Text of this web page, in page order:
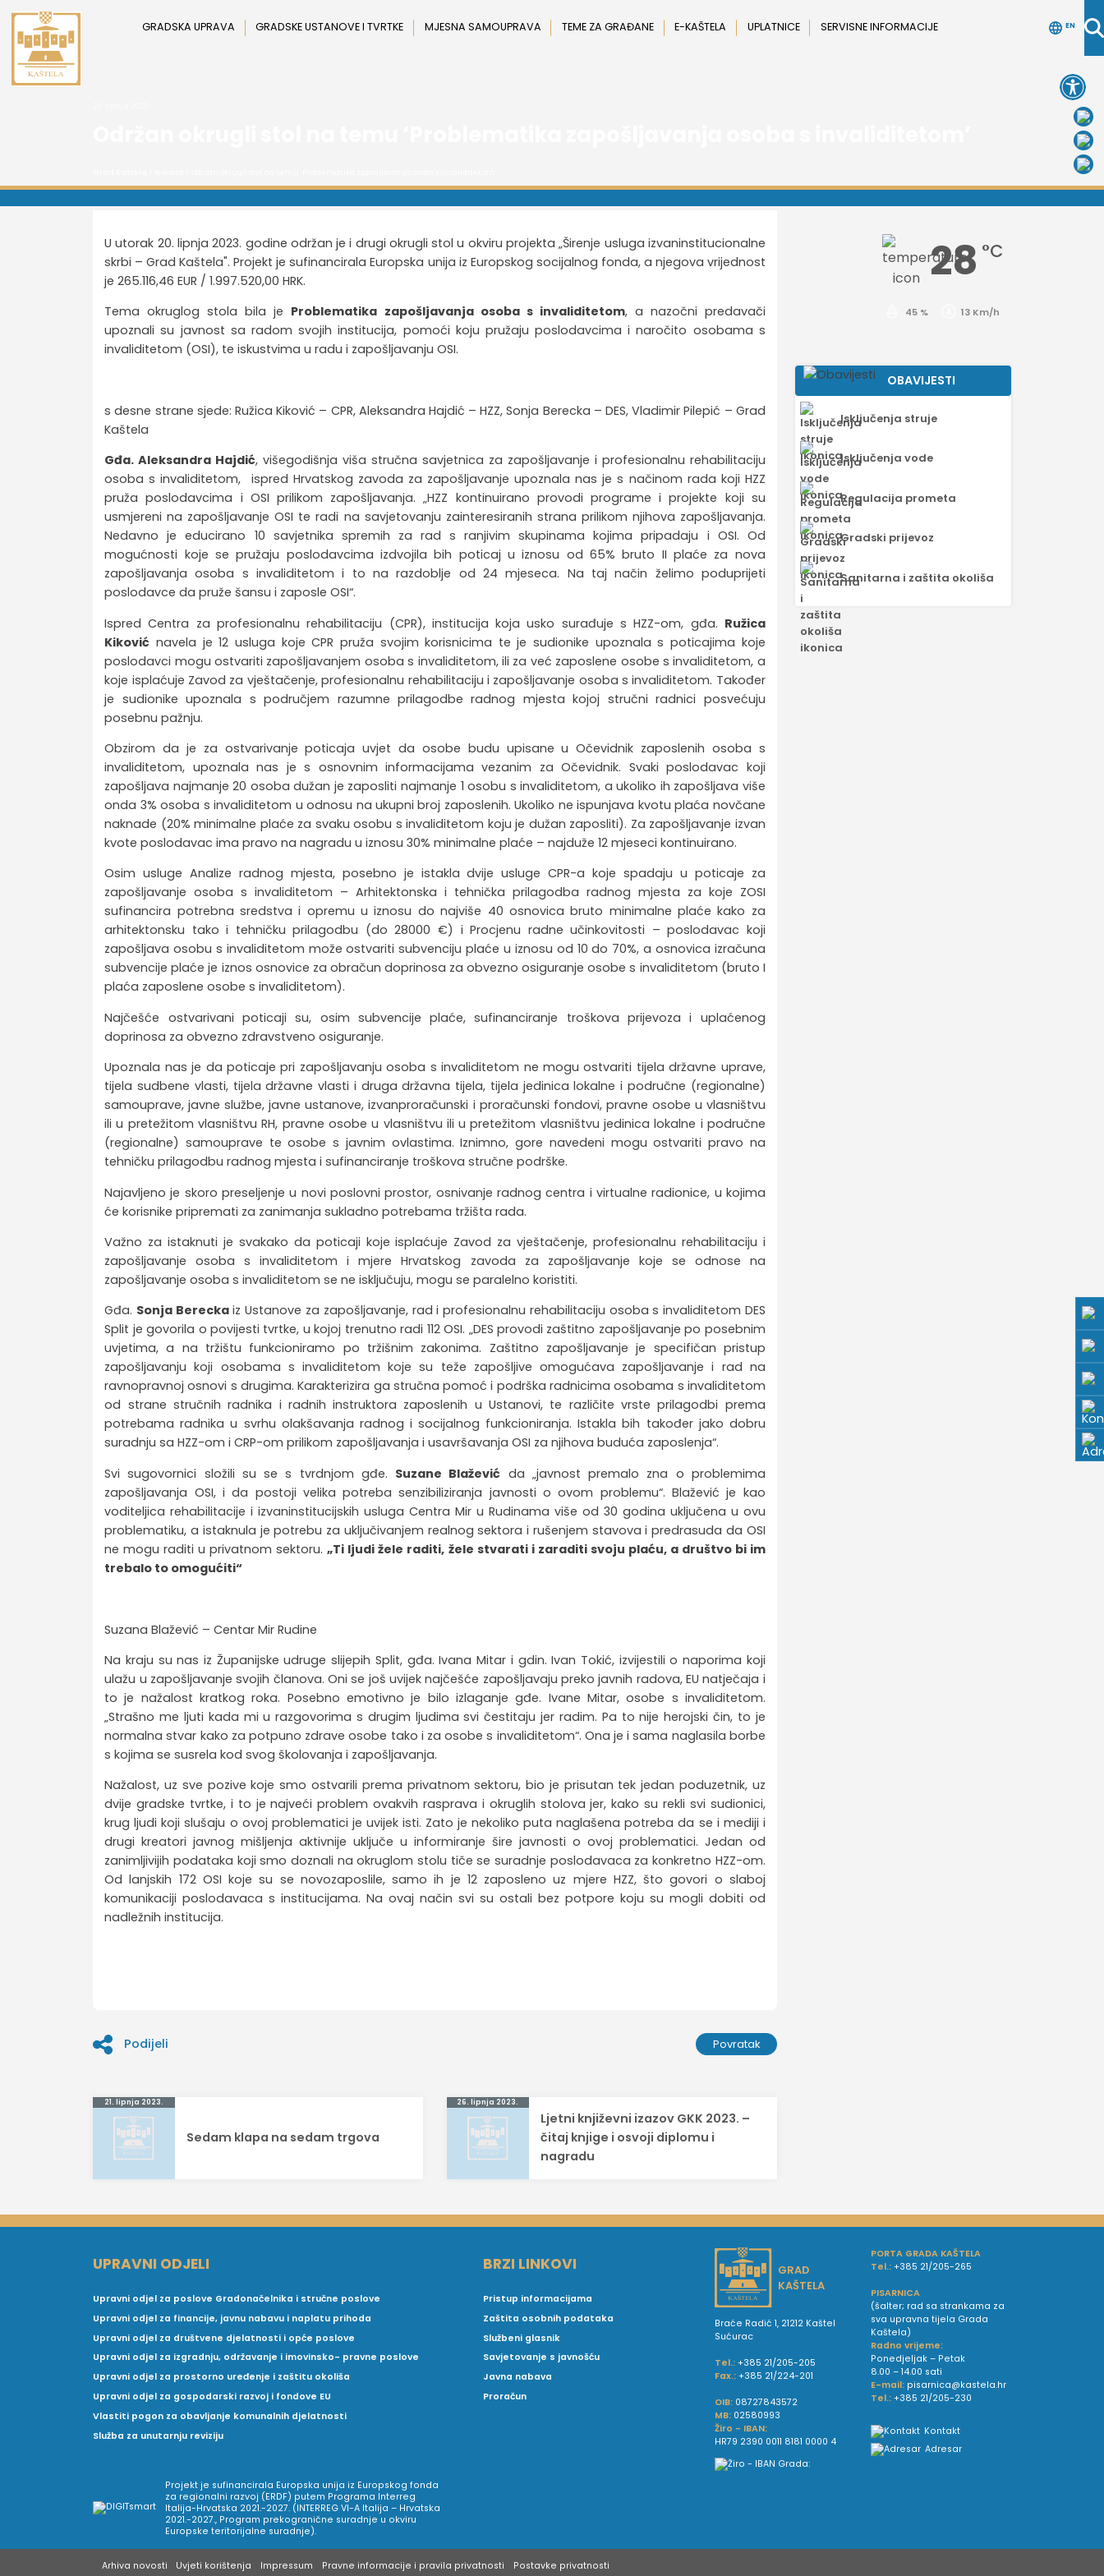
Preskoči
sadržaj
GRADSKA UPRAVA GRADSKE USTANOVE I TVRTKE MJESNA SAMOUPRAVA TEME ZA GRAĐANE E-KAŠTELA UPLATNICE SERVISNE INFORMACIJE EN
U utorak 20. lipnja 2023. godine održan je i drugi okrugli stol u okviru projekta „Širenje usluga izvaninstitucionalne
skrbi – Grad Kaštela". Projekt je sufinancirala Europska unija iz Europskog socijalnog fonda, a njegova vrijednost
je 265.116,46 EUR / 1.997.520,00 HRK.
Tema okruglog stola bila je Problematika zapošljavanja osoba s invaliditetom, a nazočni predavači
upoznali su javnost sa radom svojih institucija, pomoći koju pružaju poslodavcima i naročito osobama s
invaliditetom (OSI), te iskustvima u radu i zapošljavanju OSI.
s desne strane sjede: Ružica Kiković – CPR, Aleksandra Hajdić – HZZ, Sonja Berecka – DES, Vladimir Pilepić – Grad
Kaštela
Gđa. Aleksandra Hajdić, višegodišnja viša stručna savjetnica za zapošljavanje i profesionalnu rehabilitaciju
osoba s invaliditetom, ispred Hrvatskog zavoda za zapošljavanje upoznala nas je s načinom rada koji HZZ
pruža poslodavcima i OSI prilikom zapošljavanja. „HZZ kontinuirano provodi programe i projekte koji su
usmjereni na zapošljavanje OSI te radi na savjetovanju zainteresiranih strana prilikom njihova zapošljavanja.
Nedavno je educirano 10 savjetnika spremih za rad s ranjivim skupinama kojima pripadaju i OSI. Od
mogućnosti koje se pružaju poslodavcima izdvojila bih poticaj u iznosu od 65% bruto II plaće za nova
zapošljavanja osoba s invaliditetom i to na razdoblje od 24 mjeseca. Na taj način želimo poduprijeti
poslodavce da pruže šansu i zaposle OSI“.
Ispred Centra za profesionalnu rehabilitaciju (CPR), institucija koja usko surađuje s HZZ-om, gđa. Ružica
Kiković navela je 12 usluga koje CPR pruža svojim korisnicima te je sudionike upoznala s poticajima koje
poslodavci mogu ostvariti zapošljavanjem osoba s invaliditetom, ili za već zaposlene osobe s invaliditetom, a
koje isplaćuje Zavod za vještačenje, profesionalnu rehabilitaciju i zapošljavanje osoba s invaliditetom. Također
je sudionike upoznala s područjem razumne prilagodbe radnog mjesta kojoj stručni radnici posvećuju
posebnu pažnju.
Obzirom da je za ostvarivanje poticaja uvjet da osobe budu upisane u Očevidnik zaposlenih osoba s
invaliditetom, upoznala nas je s osnovnim informacijama vezanim za Očevidnik. Svaki poslodavac koji
zapošljava najmanje 20 osoba dužan je zaposliti najmanje 1 osobu s invaliditetom, a ukoliko ih zapošljava više
onda 3% osoba s invaliditetom u odnosu na ukupni broj zaposlenih. Ukoliko ne ispunjava kvotu plaća novčane
naknade (20% minimalne plaće za svaku osobu s invaliditetom koju je dužan zaposliti). Za zapošljavanje izvan
kvote poslodavac ima pravo na nagradu u iznosu 30% minimalne plaće – najduže 12 mjeseci kontinuirano.
Osim usluge Analize radnog mjesta, posebno je istakla dvije usluge CPR-a koje spadaju u poticaje za
zapošljavanje osoba s invaliditetom – Arhitektonska i tehnička prilagodba radnog mjesta za koje ZOSI
sufinancira potrebna sredstva i opremu u iznosu do najviše 40 osnovica bruto minimalne plaće kako za
arhitektonsku tako i tehničku prilagodbu (do 28000 €) i Procjenu radne učinkovitosti – poslodavac koji
zapošljava osobu s invaliditetom može ostvariti subvenciju plaće u iznosu od 10 do 70%, a osnovica izračuna
subvencije plaće je iznos osnovice za obračun doprinosa za obvezno osiguranje osobe s invaliditetom (bruto I
plaća zaposlene osobe s invaliditetom).
Najčešće ostvarivani poticaji su, osim subvencije plaće, sufinanciranje troškova prijevoza i uplaćenog
doprinosa za obvezno zdravstveno osiguranje.
Upoznala nas je da poticaje pri zapošljavanju osoba s invaliditetom ne mogu ostvariti tijela državne uprave,
tijela sudbene vlasti, tijela državne vlasti i druga državna tijela, tijela jedinica lokalne i područne (regionalne)
samouprave, javne službe, javne ustanove, izvanproračunski i proračunski fondovi, pravne osobe u vlasništvu
ili u pretežitom vlasništvu RH, pravne osobe u vlasništvu ili u pretežitom vlasništvu jedinica lokalne i područne
(regionalne) samouprave te osobe s javnim ovlastima. Iznimno, gore navedeni mogu ostvariti pravo na
tehničku prilagodbu radnog mjesta i sufinanciranje troškova stručne podrške.
Najavljeno je skoro preseljenje u novi poslovni prostor, osnivanje radnog centra i virtualne radionice, u kojima
će korisnike pripremati za zanimanja sukladno potrebama tržišta rada.
Važno za istaknuti je svakako da poticaji koje isplaćuje Zavod za vještačenje, profesionalnu rehabilitaciju i
zapošljavanje osoba s invaliditetom i mjere Hrvatskog zavoda za zapošljavanje koje se odnose na
zapošljavanje osoba s invaliditetom se ne isključuju, mogu se paralelno koristiti.
Gđa. Sonja Bereckaiz Ustanove za zapošljavanje, rad i profesionalnu rehabilitaciju osoba s invaliditetom DES
Split je govorila o povijesti tvrtke, u kojoj trenutno radi 112 OSI. „DES provodi zaštitno zapošljavanje po posebnim
uvjetima, a na tržištu funkcioniramo po tržišnim zakonima. Zaštitno zapošljavanje je specifičan pristup
zapošljavanju koji osobama s invaliditetom koje su teže zapošljive omogućava zapošljavanje i rad na
ravnopravnoj osnovi s drugima. Karakterizira ga stručna pomoć i podrška radnicima osobama s invaliditetom
od strane stručnih radnika i radnih instruktora zaposlenih u Ustanovi, te različite vrste prilagodbi prema
potrebama radnika u svrhu olakšavanja radnog i socijalnog funkcioniranja. Istakla bih također jako dobru
suradnju sa HZZ-om i CRP-om prilikom zapošljavanja i usavršavanja OSI za njihova buduća zaposlenja“.
Svi sugovornici složili su se s tvrdnjom gđe. Suzane Blažević da „javnost premalo zna o problemima
zapošljavanja OSI, i da postoji velika potreba senzibiliziranja javnosti o ovom problemu“. Blažević je kao
voditeljica rehabilitacije i izvaninstitucijskih usluga Centra Mir u Rudinama više od 30 godina uključena u ovu
problematiku, a istaknula je potrebu za uključivanjem realnog sektora i rušenjem stavova i predrasuda da OSI
ne mogu raditi u privatnom sektoru.„Ti ljudi žele raditi, žele stvarati i zaraditi svoju plaću, a društvo bi im
trebalo to omogućiti“
Suzana Blažević – Centar Mir Rudine
Na kraju su nas iz Županijske udruge slijepih Split, gđa. Ivana Mitar i gdin. Ivan Tokić, izvijestili o naporima koji
ulažu u zapošljavanje svojih članova. Oni se još uvijek najčešće zapošljavaju preko javnih radova, EU natječaja i
to je nažalost kratkog roka. Posebno emotivno je bilo izlaganje gđe. Ivane Mitar, osobe s invaliditetom.
„Strašno me ljuti kada mi u razgovorima s drugim ljudima svi čestitaju jer radim. Pa to nije herojski čin, to je
normalna stvar kako za potpuno zdrave osobe tako i za osobe s invaliditetom“. Ona je i sama naglasila borbe
s kojima se susrela kod svog školovanja i zapošljavanja.
Nažalost, uz sve pozive koje smo ostvarili prema privatnom sektoru, bio je prisutan tek jedan poduzetnik, uz
dvije gradske tvrtke, i to je najveći problem ovakvih rasprava i okruglih stolova jer, kako su rekli svi sudionici,
krug ljudi koji slušaju o ovoj problematici je uvijek isti. Zato je nekoliko puta naglašena potreba da se i mediji i
drugi kreatori javnog mišljenja aktivnije uključe u informiranje šire javnosti o ovoj problematici. Jedan od
zanimljivijih podataka koji smo doznali na okruglom stolu tiče se suradnje poslodavaca za konkretno HZZ-om.
Od lanjskih 172 OSI koje su se novozaposlile, samo ih je 12 zaposleno uz mjere HZZ, što govori o slaboj
komunikaciji poslodavaca s institucijama. Na ovaj način svi su ostali bez potpore koju su mogli dobiti od
nadležnih institucija.
Podijeli Povratak
28 °C
45 % 13 Km/h
OBAVIJESTI
Isključenja struje
Isključenja vode
Regulacija prometa
Gradski prijevoz
Sanitarna i zaštita okoliša
Navigacija
objava
21. lipnja 2023.
Sedam klapa na sedam trgova
26. lipnja 2023.
Ljetni književni izazov GKK 2023. –
čitaj knjige i osvoji diplomu i
nagradu
UPRAVNI ODJELI
Upravni odjel za poslove Gradonačelnika i stručne poslove
Upravni odjel za financije, javnu nabavu i naplatu prihoda
Upravni odjel za društvene djelatnosti i opće poslove
Upravni odjel za izgradnju, održavanje i imovinsko- pravne poslove
Upravni odjel za prostorno uređenje i zaštitu okoliša
Upravni odjel za gospodarski razvoj i fondove EU
Vlastiti pogon za obavljanje komunalnih djelatnosti
Služba za unutarnju reviziju
BRZI LINKOVI
Pristup informacijama
Zaštita osobnih podataka
Službeni glasnik
Savjetovanje s javnošću
Javna nabava
Proračun
GRAD
KAŠTELA
Braće Radić 1, 21212 Kaštel
Sućurac
Tel.: +385 21/205-205
Fax.: +385 21/224-201
OIB: 08727843572
MB: 02580993
Žiro - IBAN:
HR79 2390 0011 8181 0000 4
PORTA GRADA KAŠTELA
Tel.: +385 21/205-265
PISARNICA
(šalter; rad sa strankama za
sva upravna tijela Grada
Kaštela)
Radno vrijeme:
Ponedjeljak – Petak
8.00 – 14.00 sati
E-mail: pisarnica@kastela.hr
Tel.: +385 21/205-230
Kontakt
Adresar
Projekt je sufinancirala Europska unija iz Europskog fonda
za regionalni razvoj (ERDF) putem Programa Interreg
Italija-Hrvatska 2021.-2027. (INTERREG VI-A Italija – Hrvatska
2021.-2027., Program prekogranične suradnje u okviru
Europske teritorijalne suradnje).
Arhiva novosti Uvjeti korištenja Impressum Pravne informacije i pravila privatnosti Postavke privatnosti